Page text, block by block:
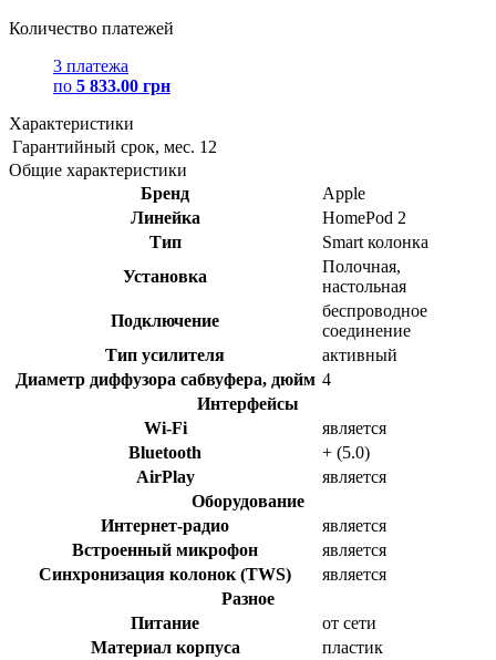
Количество платежей
3 платежа
по 5 833.00 грн
Характеристики
Гарантийный срок, мес. 12
Общие характеристики
Бренд
Apple
Линейка
HomePod 2
Тип
Smart колонка
Установка
Полочная,
настольная
Подключение
беспроводное
соединение
Тип усилителя
активный
Диаметр диффузора сабвуфера, дюйм 4
Интерфейсы
Wi-Fi
является
Bluetooth
+ (5.0)
AirPlay
является
Оборудование
Интернет-радио
является
Встроенный микрофон
является
Синхронизация колонок (TWS)
является
Разное
Питание
от сети
Материал корпуса
пластик